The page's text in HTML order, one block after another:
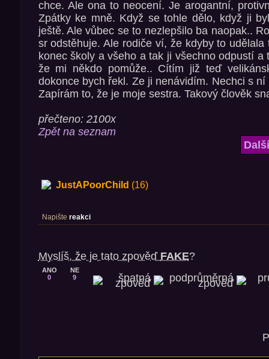
chce. Ale ona to neocení. Je arogantní,
Zpátky ke mně. Když se tohle dělo, když ji
ještě. Ale vůbec se to nezlepšilo ba naopak..
sr odstěhuje. Ale rodiče ví, že kdyby to
konec školy a všeho a tak ji všechno odpustí a
že mi někdo pomůže.. Cítím již teď
dokonce bych řekl. Ze ji nenávidím. Nechci s
Zapírám to, že je moje sestra. Takový člověk
přečteno: 2100x
Zpět na seznam
JustAPoorChild (16)
Napište reakci
Myslíš, že je tato zpověď FAKE?
ANO
0
NE
9